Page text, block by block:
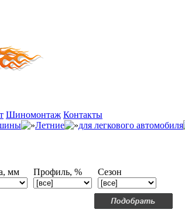
Шиномонтаж Контакты
Летние для легкового автомобиля
мм Профиль, % Сезон